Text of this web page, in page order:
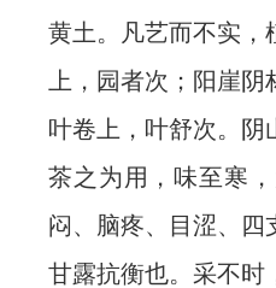
黄土。凡艺而不实，
上，园者次；阳崖
叶卷上，叶舒次。阴
茶之为用，味至寒
闷、脑疼、目涩、四
甘露抗衡也。采不时